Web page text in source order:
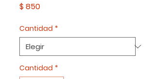
$ 850Precio
Cantidad *
Cantidad *